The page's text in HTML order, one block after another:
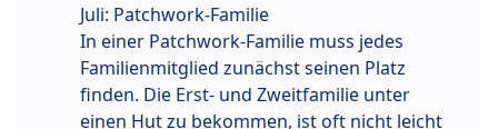
Juli: Patchwork-Familie
In einer Patchwork-Familie muss jedes
Familienmitglied zunächst seinen Platz
finden. Die Erst- und Zweitfamilie unter
einen Hut zu bekommen, ist oft nicht leicht